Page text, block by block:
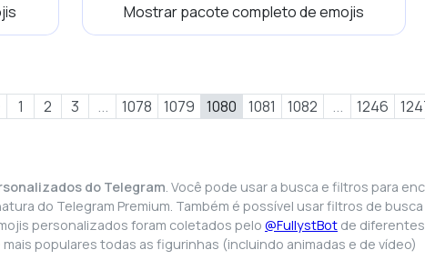
Mostrar pacote completo de emojis
1 2 3 ... 1078 1079 1080 1081 1082 ... 1246
do Telegram . Você pode usar a busca e filtros para
do Telegram Premium. Também é possível usar filtros de
personalizados foram coletados pelo @FullystBot de
populares todas as figurinhas (incluindo animadas e de vídeo)